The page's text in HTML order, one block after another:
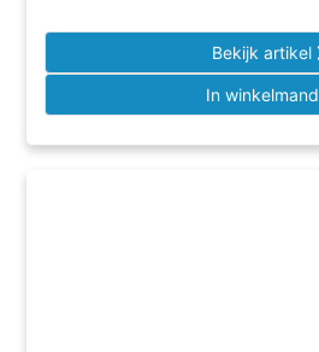
Bekijk artikel
In winkelmand